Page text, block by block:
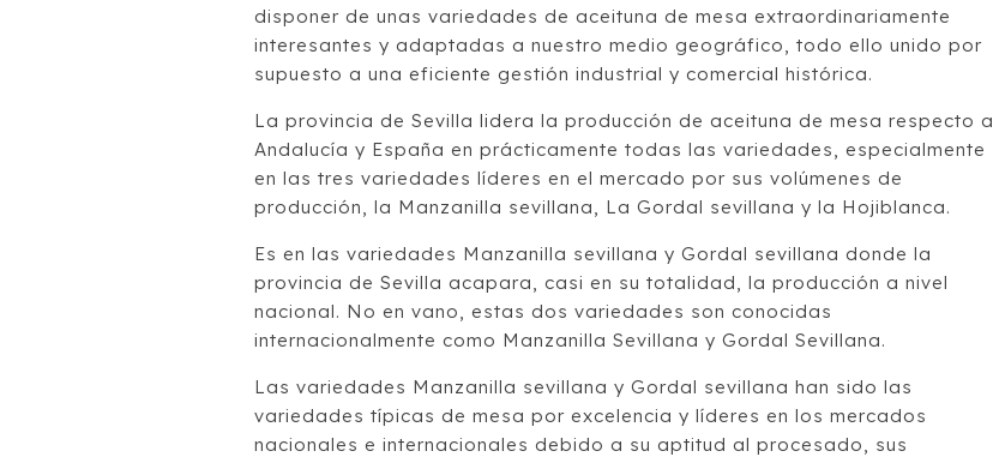
disponer de unas variedades de aceituna de mesa extraordinariamente
interesantes y adaptadas a nuestro medio geográfico, todo ello unido por
supuesto a una eficiente gestión industrial y comercial histórica.
La provincia de Sevilla lidera la producción de aceituna de mesa respecto a
Andalucía y España en prácticamente todas las variedades, especialmente
en las tres variedades líderes en el mercado por sus volúmenes de
producción, la Manzanilla sevillana, La Gordal sevillana y la Hojiblanca.
Es en las variedades Manzanilla sevillana y Gordal sevillana donde la
provincia de Sevilla acapara, casi en su totalidad, la producción a nivel
nacional. No en vano, estas dos variedades son conocidas
internacionalmente como Manzanilla Sevillana y Gordal Sevillana.
Las variedades Manzanilla sevillana y Gordal sevillana han sido las
variedades típicas de mesa por excelencia y líderes en los mercados
nacionales e internacionales debido a su aptitud al procesado, sus